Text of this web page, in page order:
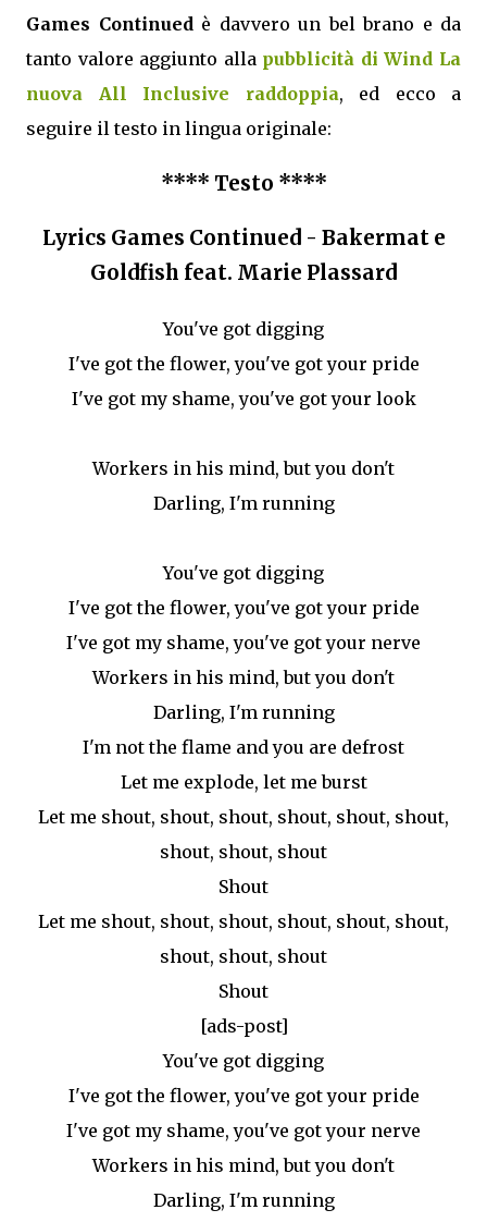
Games Continued è davvero un bel brano e da
tanto valore aggiunto alla pubblicità di Wind La
nuova All Inclusive raddoppia, ed ecco a
seguire il testo in lingua originale:
**** Testo ****
Lyrics Games Continued - Bakermat e
Goldfish feat. Marie Plassard
You've got digging
I've got the flower, you've got your pride
I've got my shame, you've got your look
Workers in his mind, but you don't
Darling, I'm running
You've got digging
I've got the flower, you've got your pride
I've got my shame, you've got your nerve
Workers in his mind, but you don't
Darling, I'm running
I'm not the flame and you are defrost
Let me explode, let me burst
Let me shout, shout, shout, shout, shout, shout,
shout, shout, shout
Shout
Let me shout, shout, shout, shout, shout, shout,
shout, shout, shout
Shout
[ads-post]
You've got digging
I've got the flower, you've got your pride
I've got my shame, you've got your nerve
Workers in his mind, but you don't
Darling, I'm running